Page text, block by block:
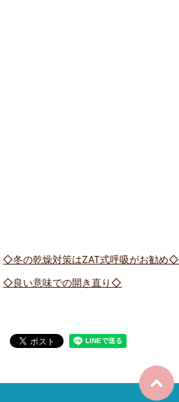
◇冬の乾燥対策はZAT式呼吸がお勧め◇
◇良い意味での開き直り◇